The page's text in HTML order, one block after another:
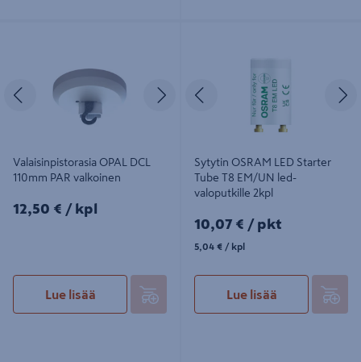
Edellinen Seuraava
Valaisinpistorasia OPAL DCL
110mm PAR valkoinen
12,50€/kpl
12,50 € / kpl
Lue lisää
Edellinen
Sytytin OSRAM LED Starter
Tube T8 EM/UN led-
valoputkille 2kpl
10,07€/pkt
10,07 € / pkt
5,04€/kpl
5,04 € / kpl
Lue lisää